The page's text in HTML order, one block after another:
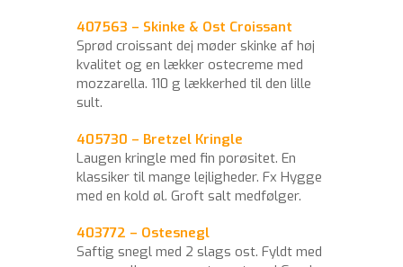
407563 – Skinke & Ost Croissant
Sprød croissant dej møder skinke af høj
kvalitet og en lækker ostecreme med
mozzarella. 110 g lækkerhed til den lille
sult.
405730 – Bretzel Kringle
Laugen kringle med fin porøsitet. En
klassiker til mange lejligheder. Fx Hygge
med en kold øl. Groft salt medfølger.
403772 – Ostesnegl
Saftig snegl med 2 slags ost. Fyldt med